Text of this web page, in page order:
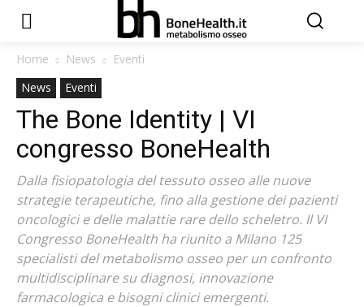
Home News
Eventi
News
Eventi
The Bone Identity | VI
congresso BoneHealth
Dalla fisiopatologia del tessuto osseo alle nuove
strategie terapeutiche, fino alla gestione dei pazienti
oncologici e delle malattie rare dello scheletro. Il VI
Congresso BoneHealth ha riunito a Milano 125
specialisti del metabolismo osseo per un confronto
multidisciplinare su diagnosi, innovazione
farmacologica e bisogni clinici emergenti.